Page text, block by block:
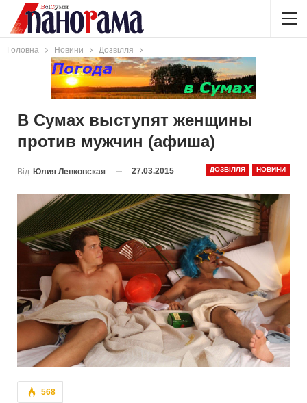
Головна Новини Дозвілля
В Сумах выступят женщины
против мужчин (афиша)
ДОЗВІЛЛЯ НОВИНИ
Від Юлия Левковская 27.03.2015
568